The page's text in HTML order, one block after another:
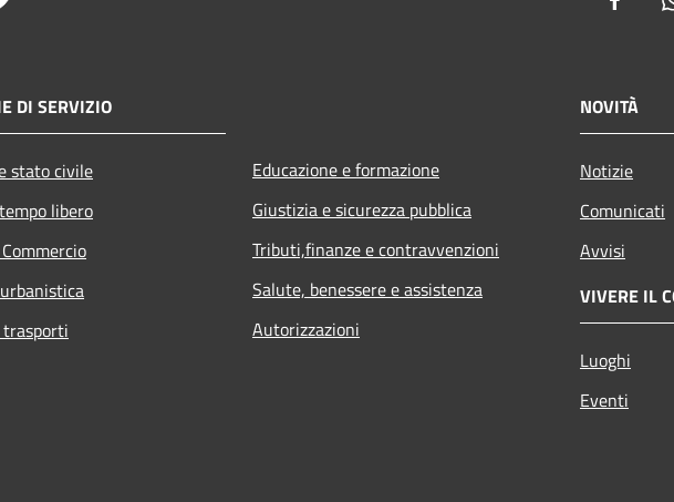
DI SERVIZIO
stato civile
libero
Educazione e formazione
Giustizia e sicurezza pubblica
Tributi,finanze e contravvenzioni
Salute, benessere e assistenza
Autorizzazioni
NOVITÀ
Notizie
Comunicati
Avvisi
VIVERE IL
Luoghi
Eventi